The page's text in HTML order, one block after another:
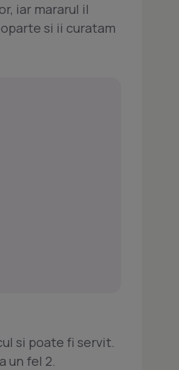
iar mararul il
si ii curatam
si poate fi servit.
un fel 2.